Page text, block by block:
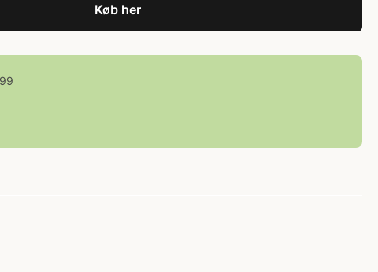
Køb her